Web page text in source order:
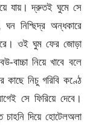
যায়। দ্রুতই ঘুমে সে
নিশ্ছিদ্র অন্ধকারে
ওই ঘুম ফের জোড়া
নিয়ে খাবে বলে
কাছে নিচু গরিবি কণ্ঠে
সে ফিরিয়ে দেবে।
দিয়ে হোটেলঅলা